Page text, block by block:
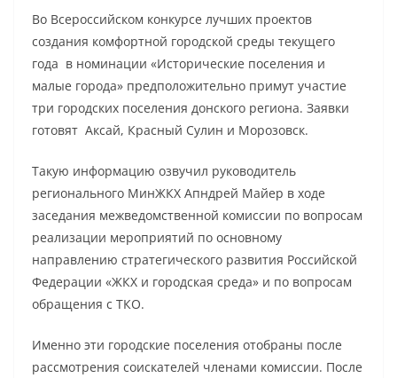
Во Всероссийском конкурсе лучших проектов
создания комфортной городской среды текущего
года в номинации «Исторические поселения и
малые города» предположительно примут участие
три городских поселения донского региона. Заявки
готовят Аксай, Красный Сулин и Морозовск.
Такую информацию озвучил руководитель
регионального МинЖКХ Апндрей Майер в ходе
заседания межведомственной комиссии по вопросам
реализации мероприятий по основному
направлению стратегического развития Российской
Федерации «ЖКХ и городская среда» и по вопросам
обращения с ТКО.
Именно эти городские поселения отобраны после
рассмотрения соискателей членами комиссии. После